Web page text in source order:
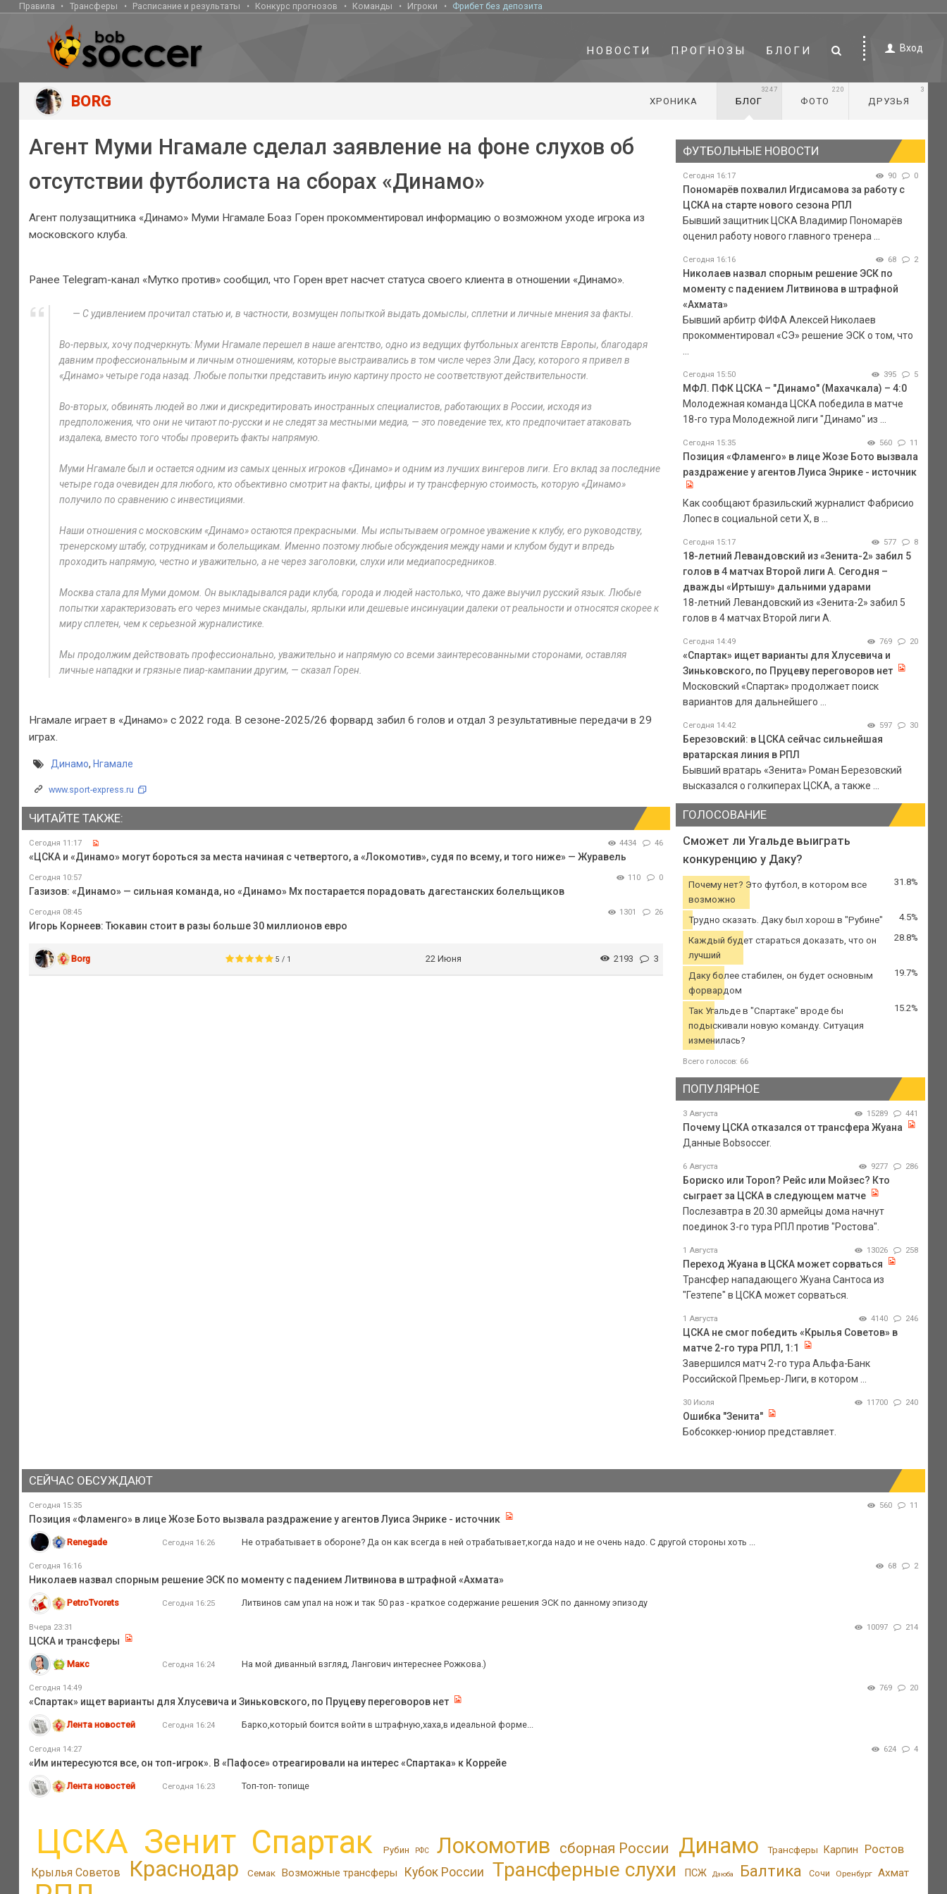
Правила Трансферы Расписание и результаты Конкурс прогнозов Команды Игроки Фрибет без депозита
НОВОСТИ ПРОГНОЗЫ БЛОГИ Вход
BORG ХРОНИКА БЛОГ
3247
ФОТО
220
ДРУЗЬЯ
3
Агент Муми Нгамале сделал заявление на фоне слухов об
отсутствии футболиста на сборах «Динамо»
Агент полузащитника «Динамо» Муми Нгамале Боаз Горен прокомментировал информацию о возможном уходе игрока из
московского клуба.
Ранее Telegram-канал «Мутко против» сообщил, что Горен врет насчет статуса своего клиента в отношении «Динамо».
— С удивлением прочитал статью и, в частности, возмущен попыткой выдать домыслы, сплетни и личные мнения за факты.
Во-первых, хочу подчеркнуть: Муми Нгамале перешел в наше агентство, одно из ведущих футбольных агентств Европы, благодаря
давним профессиональным и личным отношениям, которые выстраивались в том числе через Эли Дасу, которого я привел в
«Динамо» четыре года назад. Любые попытки представить иную картину просто не соответствуют действительности.
Во-вторых, обвинять людей во лжи и дискредитировать иностранных специалистов, работающих в России, исходя из
предположения, что они не читают по-русски и не следят за местными медиа, — это поведение тех, кто предпочитает атаковать
издалека, вместо того чтобы проверить факты напрямую.
Муми Нгамале был и остается одним из самых ценных игроков «Динамо» и одним из лучших вингеров лиги. Его вклад за последние
четыре года очевиден для любого, кто объективно смотрит на факты, цифры и ту трансферную стоимость, которую «Динамо»
получило по сравнению с инвестициями.
Наши отношения с московским «Динамо» остаются прекрасными. Мы испытываем огромное уважение к клубу, его руководству,
тренерскому штабу, сотрудникам и болельщикам. Именно поэтому любые обсуждения между нами и клубом будут и впредь
проходить напрямую, честно и уважительно, а не через заголовки, слухи или медиапосредников.
Москва стала для Муми домом. Он выкладывался ради клуба, города и людей настолько, что даже выучил русский язык. Любые
попытки характеризовать его через мнимые скандалы, ярлыки или дешевые инсинуации далеки от реальности и относятся скорее к
миру сплетен, чем к серьезной журналистике.
Мы продолжим действовать профессионально, уважительно и напрямую со всеми заинтересованными сторонами, оставляя
личные нападки и грязные пиар-кампании другим, — сказал Горен.
Нгамале играет в «Динамо» с 2022 года. В сезоне-2025/26 форвард забил 6 голов и отдал 3 результативные передачи в 29
играх.
Динамо, Нгамале
www.sport-express.ru
ЧИТАЙТЕ ТАКЖЕ:
Сегодня 11:17 4434 46
«ЦСКА и «Динамо» могут бороться за места начиная с четвертого, а «Локомотив», судя по всему, и того ниже» — Журавель
Сегодня 10:57 110 0
Газизов: «Динамо» — сильная команда, но «Динамо» Мх постарается порадовать дагестанских болельщиков
Сегодня 08:45 1301 26
Игорь Корнеев: Тюкавин стоит в разы больше 30 миллионов евро
Borg 5 / 1 22 Июня 2193 3
ФУТБОЛЬНЫЕ НОВОСТИ
Сегодня 16:17 90 0
Пономарёв похвалил Игдисамова за работу с
ЦСКА на старте нового сезона РПЛ
Бывший защитник ЦСКА Владимир Пономарёв
оценил работу нового главного тренера ...
Сегодня 16:16 68 2
Николаев назвал спорным решение ЭСК по
моменту с падением Литвинова в штрафной
«Ахмата»
Бывший арбитр ФИФА Алексей Николаев
прокомментировал «СЭ» решение ЭСК о том, что
Сегодня 15:50 395 5
МФЛ. ПФК ЦСКА – "Динамо" (Махачкала) – 4:0
Молодежная команда ЦСКА победила в матче
18-го тура Молодежной лиги "Динамо" из ...
Сегодня 15:35 560 11
Позиция «Фламенго» в лице Жозе Бото вызвала
раздражение у агентов Луиса Энрике - источник
Как сообщают бразильский журналист Фабрисио
Лопес в социальной сети Х, в ...
Сегодня 15:17 577 8
18-летний Левандовский из «Зенита-2» забил 5
голов в 4 матчах Второй лиги А. Сегодня –
дважды «Иртышу» дальними ударами
18-летний Левандовский из «Зенита-2» забил 5
голов в 4 матчах Второй лиги А.
Сегодня 14:49 769 20
«Спартак» ищет варианты для Хлусевича и
Зиньковского, по Пруцеву переговоров нет
Московский «Спартак» продолжает поиск
вариантов для дальнейшего ...
Сегодня 14:42 597 30
Березовский: в ЦСКА сейчас сильнейшая
вратарская линия в РПЛ
Бывший вратарь «Зенита» Роман Березовский
высказался о голкиперах ЦСКА, а также ...
ГОЛОСОВАНИЕ
Сможет ли Угальде выиграть
конкуренцию у Даку?
Почему нет? Это футбол, в котором все
возможно
31.8%
Трудно сказать. Даку был хорош в "Рубине" 4.5%
Каждый будет стараться доказать, что он
лучший
28.8%
Даку более стабилен, он будет основным
форвардом
19.7%
Так Угальде в "Спартаке" вроде бы
подыскивали новую команду. Ситуация
изменилась?
15.2%
Всего голосов: 66
ПОПУЛЯРНОЕ
3 Августа 15289 441
Почему ЦСКА отказался от трансфера Жуана
Данные Bobsoccer.
6 Августа 9277 286
Бориско или Тороп? Рейс или Мойзес? Кто
сыграет за ЦСКА в следующем матче
Послезавтра в 20.30 армейцы дома начнут
поединок 3-го тура РПЛ против "Ростова".
1 Августа 13026 258
Переход Жуана в ЦСКА может сорваться
Трансфер нападающего Жуана Сантоса из
"Гезтепе" в ЦСКА может сорваться.
1 Августа 4140 246
ЦСКА не смог победить «Крылья Советов» в
матче 2-го тура РПЛ, 1:1
Завершился матч 2-го тура Альфа-Банк
Российской Премьер-Лиги, в котором ...
30 Июля 11700 240
Ошибка "Зенита"
Бобсоккер-юниор представляет.
СЕЙЧАС ОБСУЖДАЮТ
Сегодня 15:35 560 11
Позиция «Фламенго» в лице Жозе Бото вызвала раздражение у агентов Луиса Энрике - источник
Renegade Сегодня 16:26 Не отрабатывает в обороне? Да он как всегда в ней отрабатывает,когда надо и не очень надо. С другой стороны хоть ...
Сегодня 16:16 68 2
Николаев назвал спорным решение ЭСК по моменту с падением Литвинова в штрафной «Ахмата»
PetroTvorets Сегодня 16:25 Литвинов сам упал на нож и так 50 раз - краткое содержание решения ЭСК по данному эпизоду
Вчера 23:31 10097 214
ЦСКА и трансферы
Макс Сегодня 16:24 На мой диванный взгляд, Лангович интереснее Рожкова.)
Сегодня 14:49 769 20
«Спартак» ищет варианты для Хлусевича и Зиньковского, по Пруцеву переговоров нет
Лента новостей Сегодня 16:24 Барко,который боится войти в штрафную,хаха,в идеальной форме...
Сегодня 14:27 624 4
«Им интересуются все, он топ-игрок». В «Пафосе» отреагировали на интерес «Спартака» к Коррейе
Лента новостей Сегодня 16:23 Топ-топ- топище
ЦСКА Зенит Спартак Рубин РФС Локомотив сборная России Динамо Трансферы Карпин Ростов
Крылья Советов Краснодар Семак Возможные трансферы Кубок России Трансферные слухи ПСЖ Дзюба Балтика Сочи Оренбург Ахмат